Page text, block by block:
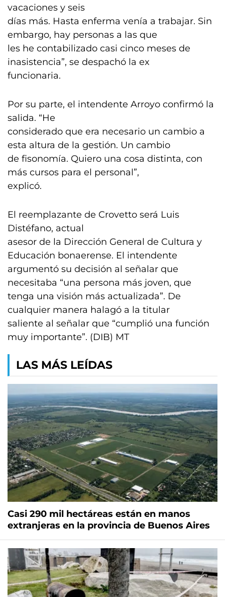
vacaciones y seis
días más. Hasta enferma venía a trabajar. Sin
embargo, hay personas a las que
les he contabilizado casi cinco meses de
inasistencia”, se despachó la ex
funcionaria.
Por su parte, el intendente Arroyo confirmó la
salida. “He
considerado que era necesario un cambio a
esta altura de la gestión. Un cambio
de fisonomía. Quiero una cosa distinta, con
más cursos para el personal”,
explicó.
El reemplazante de Crovetto será Luis
Distéfano, actual
asesor de la Dirección General de Cultura y
Educación bonaerense. El intendente
argumentó su decisión al señalar que
necesitaba “una persona más joven, que
tenga una visión más actualizada”. De
cualquier manera halagó a la titular
saliente al señalar que “cumplió una función
muy importante”. (DIB) MT
LAS MÁS LEÍDAS
Casi 290 mil hectáreas están en manos
extranjeras en la provincia de Buenos Aires